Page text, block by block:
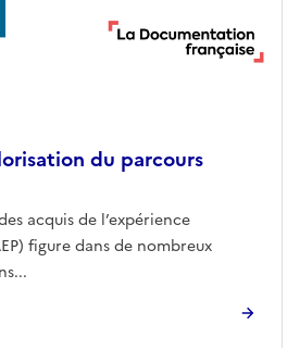
du parcours
acquis de l’expérience
figure dans de nombreux